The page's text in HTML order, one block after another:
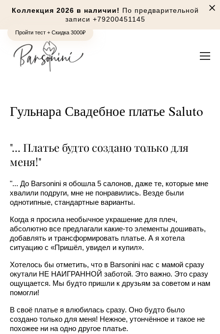
Пройти тест + Скидка 3000₽
Коллекция 2026 в наличии! По предварительной
записи +79200451145
Гульнара Свадебное платье Saluto
"... Платье будто создано только для
меня!"
"... До Barsonini я обошла 5 салонов, даже те, которые мне
хвалили подруги, мне не понравились. Везде были
однотипные, стандартные варианты.
Когда я просила необычное украшение для плеч,
абсолютно все предлагали какие-то элементы дошивать,
добавлять и трансформировать платье. А я хотела
ситуацию с «Пришёл, увидел и купил».
Хотелось бы отметить, что в Barsonini нас с мамой сразу
окутали НЕ НАИГРАННОЙ заботой. Это важно. Это сразу
ощущается. Мы будто пришли к друзьям за советом и нам
помогли!
В своё платье я влюбилась сразу. Оно будто было
создано только для меня! Нежное, утончённое и такое не
похожее ни на одно другое платье.